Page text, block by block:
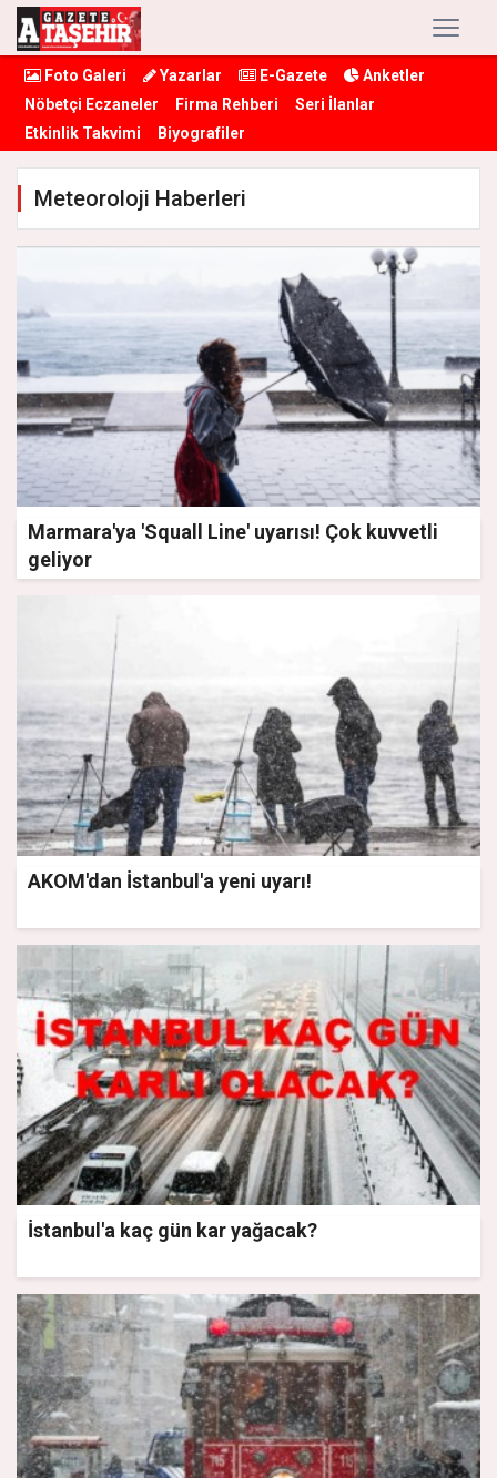
Foto Galeri Yazarlar E-Gazete
Anketler
Nöbetçi Eczaneler
Firma Rehberi
Seri İlanlar
Etkinlik Takvimi
Biyografiler
Meteoroloji Haberleri
Marmara'ya 'Squall Line' uyarısı! Çok kuvvetli
geliyor
AKOM'dan İstanbul'a yeni uyarı!
İstanbul'a kaç gün kar yağacak?